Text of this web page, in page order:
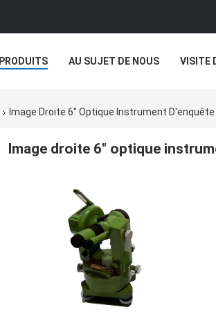
PRODUITS AU SUJET DE NOUS VISITE
Image Droite 6" Optique Instrument
Image droite 6" optique